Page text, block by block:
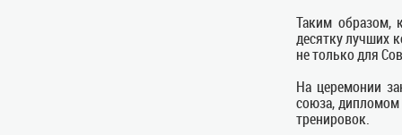
Таким образом,
десятку лучших
не только для
На церемонии
союза,
тренировок.